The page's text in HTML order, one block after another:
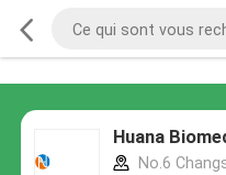
Huana
No.6